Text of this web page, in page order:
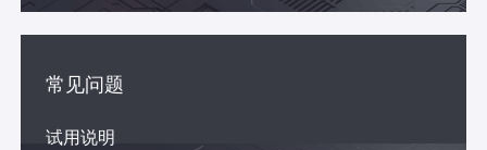
常见问题
试用说明